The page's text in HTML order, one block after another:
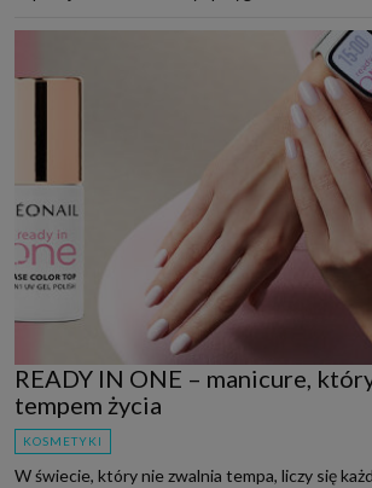
READY IN ONE – manicure,
tempem życia
KOSMETYKI
W świecie, który nie zwalnia tempa, liczy się